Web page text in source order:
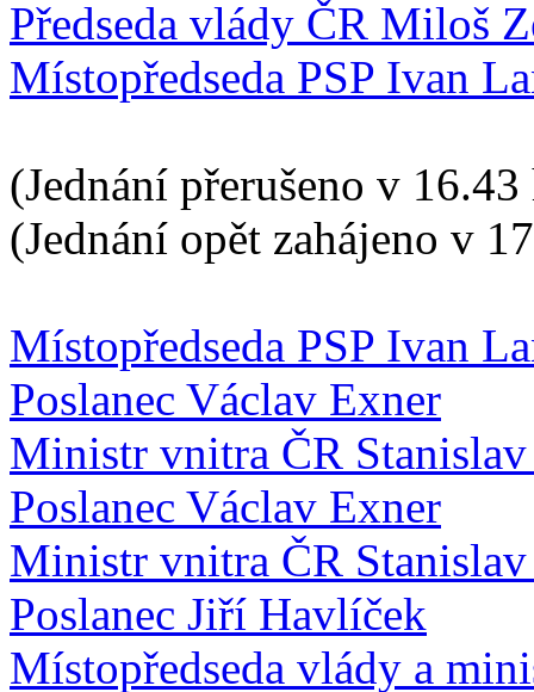
Předseda vlády ČR Miloš
Místopředseda PSP Ivan
(Jednání přerušeno v
(Jednání opět zahájeno v
Místopředseda PSP Ivan
Poslanec Václav Exner
Ministr vnitra ČR Stanislav
Poslanec Václav Exner
Ministr vnitra ČR Stanislav
Poslanec Jiří Havlíček
Místopředseda vlády a